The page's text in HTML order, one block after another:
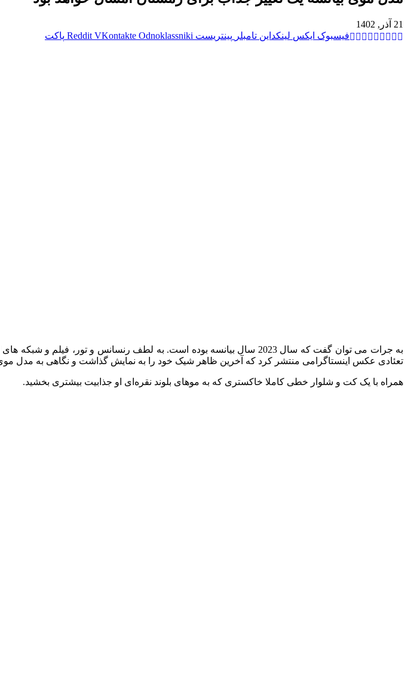
21 آذر, 1402
فیسبوک ایکس لینکداین تامبلر پینتریست Reddit VKontakte Odnoklassniki پاکت
به جرات می توان گفت که سال 2023 سال بیانسه بوده است. به لطف رنسانس و
تعئادی عکس اینستاگرامی منتشر کرد که آخرین ظاهر شیک خود را به نمایش گذاشت و نگاهی به مدل موی
همراه با یک کت و شلوار خطی کاملا خاکستری که به موهای بلوند نقره‌ای او جذابیت بیشتری بخشید.